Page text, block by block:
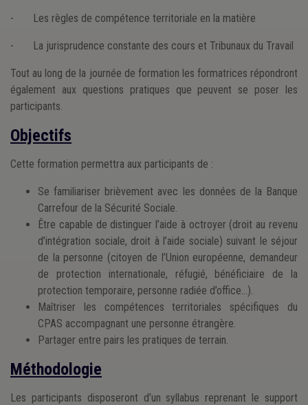
- Les règles de compétence territoriale en la matière
- La jurisprudence constante des cours et Tribunaux du Travail
Tout au long de la journée de formation les formatrices répondront
également aux questions pratiques que peuvent se poser les
participants.
Objectifs
Cette formation permettra aux participants de :
Se familiariser brièvement avec les données de la Banque
Carrefour de la Sécurité Sociale.
Être capable de distinguer l’aide à octroyer (droit au revenu
d’intégration sociale, droit à l’aide sociale) suivant le séjour
de la personne (citoyen de l’Union européenne, demandeur
de protection internationale, réfugié, bénéficiaire de la
protection temporaire, personne radiée d’office…).
Maîtriser les compétences territoriales spécifiques du
CPAS accompagnant une personne étrangère.
Partager entre pairs les pratiques de terrain.
Méthodologie
Les participants disposeront d’un syllabus reprenant le support